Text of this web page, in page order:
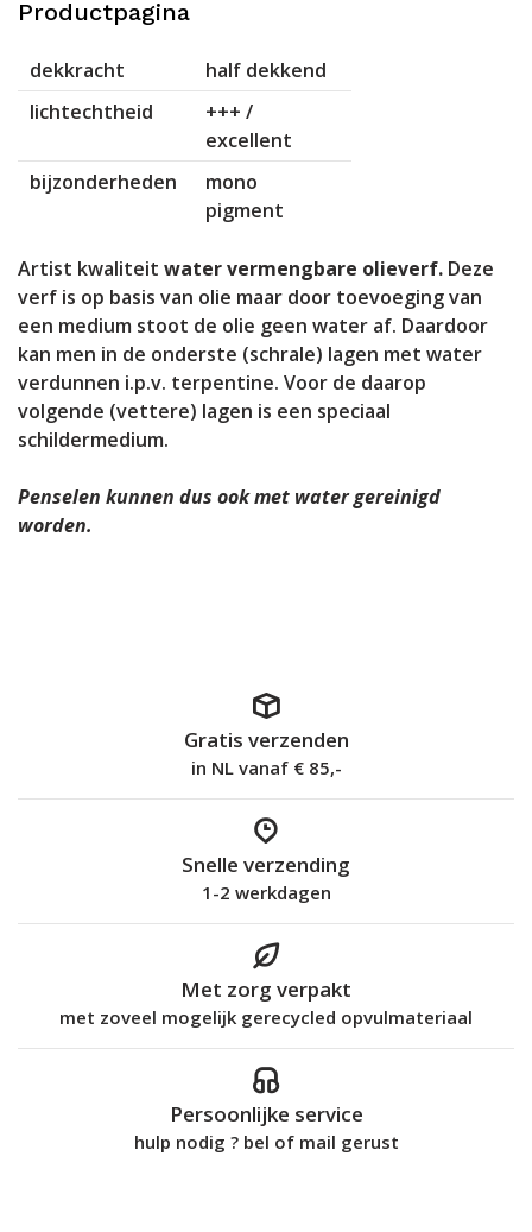
Productpagina
dekkracht
half dekkend
lichtechtheid
+++ /
excellent
bijzonderheden
mono
pigment
Artist kwaliteit water vermengbare olieverf. Deze
verf is op basis van olie maar door toevoeging van
een medium stoot de olie geen water af. Daardoor
kan men in de onderste (schrale) lagen met water
verdunnen i.p.v. terpentine. Voor de daarop
volgende (vettere) lagen is een speciaal
schildermedium.
Penselen kunnen dus ook met water gereinigd
worden.
Gratis verzenden
in NL vanaf € 85,-
Snelle verzending
1-2 werkdagen
Met zorg verpakt
met zoveel mogelijk gerecycled opvulmateriaal
Persoonlijke service
hulp nodig ? bel of mail gerust